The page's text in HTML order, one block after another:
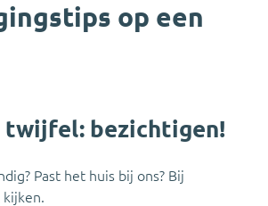
op een
twijfel: bezichtigen!
Past het huis bij ons? Bij